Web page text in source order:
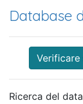
Database
Verificare
Ricerca del